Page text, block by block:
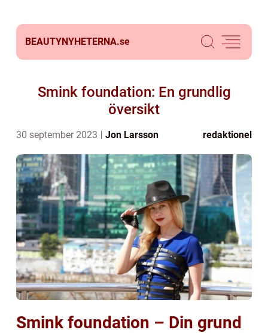
BEAUTYNYHETERNA.se
Smink foundation: En grundlig
översikt
30 september 2023 Jon Larsson redaktionel
Smink foundation – Din grund